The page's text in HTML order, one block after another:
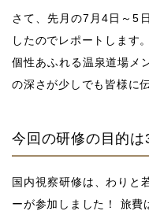
さて、先月の7月4日～5
したのでレポートします。
個性あふれる温泉道場メ
の深さが少しでも皆様に
今回の研修の目的
国内視察研修は、わりと
ーが参加しました！ 旅費